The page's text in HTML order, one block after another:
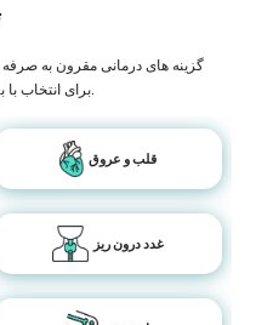
گزینه های درمانی مقرون به
برای انتخاب با بهترین کیفیت مراقبت های بهداشتی در کشور.
قلب و عروق
غدد درون ریز